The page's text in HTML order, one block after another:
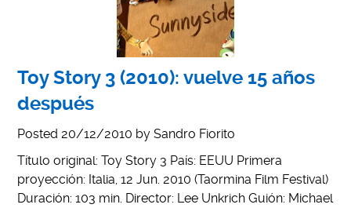
Toy Story 3 (2010): vuelve 15 años
después
Posted 20/12/2010 bySandro Fiorito
Título original: Toy Story 3 País: EEUU Primera
proyección: Italia, 12 Jun. 2010 (Taormina Film Festival)
Duración: 103 min. Director: Lee Unkrich Guión: Michael